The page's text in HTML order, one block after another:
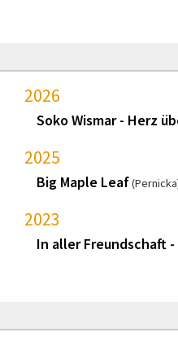
2026
Soko Wismar - Herz
2025
Big Maple Leaf
2023
In aller Freundschaft